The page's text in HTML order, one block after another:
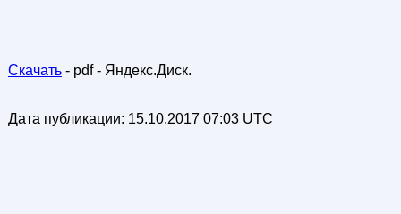
Скачать- pdf - Яндекс.Диск.
Дата публикации: 15.10.2017 07:03 UTC